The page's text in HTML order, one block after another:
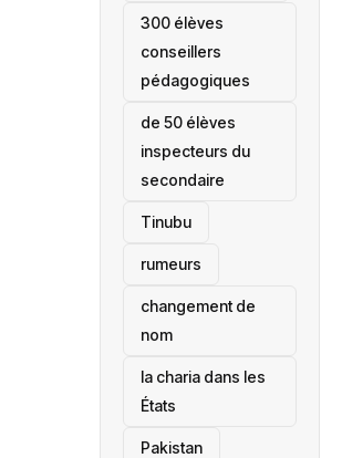
300 élèves
conseillers
pédagogiques
de 50 élèves
inspecteurs du
secondaire
Tinubu
rumeurs
changement de
nom
la charia dans les
États
‎Pakistan